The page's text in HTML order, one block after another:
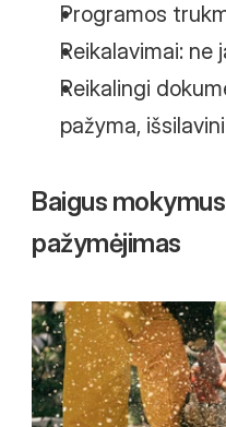
Programos
Reikalavimai: ne
Reikalingi
pažyma,
Baigus
pažymėjimas